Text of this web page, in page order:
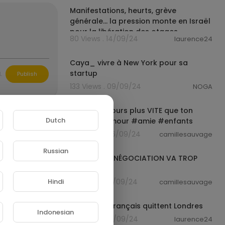
Manifestations, heurts, grève
générale... la pression monte en Israël
pour la libération des otages
80 Views . 14/09/24 laurence24
Caya_ vivre à New York pour sa
startup
133 Views . 09/09/24
NOGA
Quand tu cours plus VITE que ton
amis… #humour #amie #enfants
74 Views . 06/09/24
camillesauvage
QUAND UNE NÉGOCIATION VA TROP
18 Views . 06/09/24
camillesauvage
Quand les Français quittent Londres
41 Views . 06/09/24
laurence24
Publish
Dutch
Russian
Hindi
Indonesian